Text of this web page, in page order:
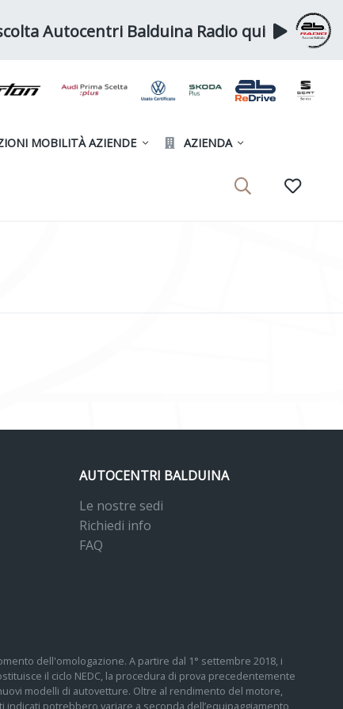
Autocentri Balduina Radio qui
MOBILITÀ AZIENDE AZIENDA
AUTOCENTRI BALDUINA
Le nostre sedi
Richiedi info
FAQ
dell'omologazione. A partire dal 1° settembre 2018, i
il ciclo NEDC, la procedura di prova precedentemente
modelli di autovetture. Oltre al rendimento del motore,
potrebbero variare a seconda dell’equipaggiamento